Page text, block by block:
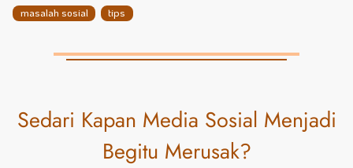
masalah sosial tips
Sedari Kapan Media Sosial Menjadi
Begitu Merusak?